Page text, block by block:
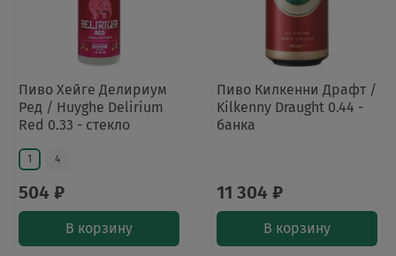
Пиво Хейге Делириум
Ред / Huyghe Delirium
Red 0.33 - стекло
1 4
504 ₽
В корзину
Пиво Килкенни Драфт /
Kilkenny Draught 0.44 -
банка
11 304 ₽
В корзину